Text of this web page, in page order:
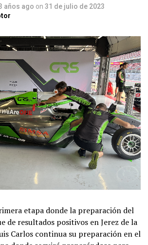
años ago on 31 de julio de 2023
etapa donde la preparación del
de resultados positivos en Jerez de la
Carlos continua su preparación en el